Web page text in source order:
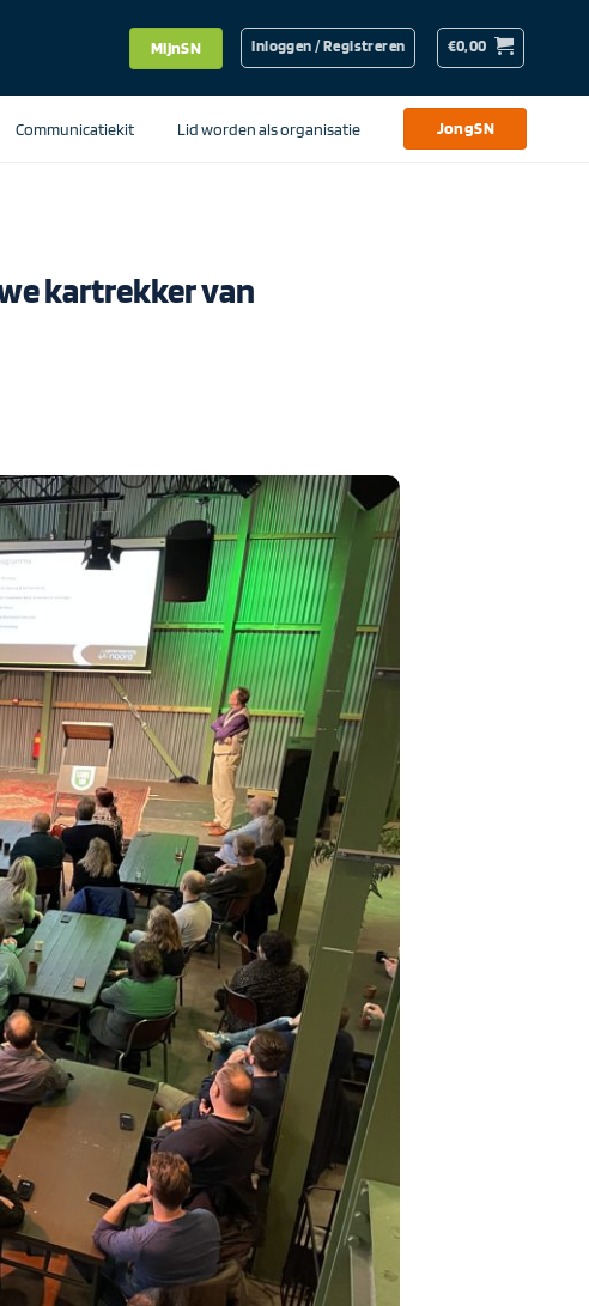
MijnSN Inloggen / Registreren €0,00
Communicatiekit Lid worden als organisatie JongSN
kartrekker van